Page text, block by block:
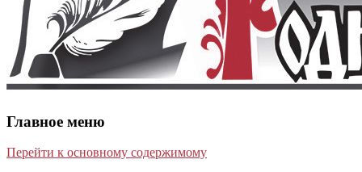
Главное меню
Перейти к основному содержимому